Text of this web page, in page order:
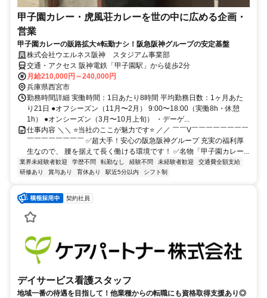
甲子園カレー・虎風荘カレーを世の中に広める企画・
営業
甲子園カレーの販路拡大⭐転勤ナシ！阪急阪神グループの安定基盤
株式会社ウエルネス阪神 スタジアム事業部
交通・アクセス 阪神電鉄「甲子園駅」から徒歩2分
月給210,000円～240,000円
兵庫県西宮市
勤務時間詳細 実働時間：1日あたり8時間 平均勤務日数：1ヶ月あた
り21日 ●オフシーズン（11月〜2月） 9:00〜18:00（実働8h・休憩
1h） ●オンシーズン（3月〜10月上旬） ・デーゲ...
仕事内容 ＼＼ ⭐当社のここが魅力です⭐ ／／ ￣￣V￣￣￣￣￣￣￣￣
￣￣￣￣￣￣￣￣ ✅超大手！安心の阪急阪神グループ 充実の福利厚
生なので、 腰を据えて長く働ける環境です！ ✅名物「甲子園カレー...
業界未経験者歓迎 学歴不問 転勤なし 経験不問 未経験者歓迎
交通費全額支給
研修あり
賞与あり 育休あり 駅近5分以内 シフト制
契約社員
デイサービス看護スタッフ
地域一番の待遇を目指して！他業種からの転職にも資格取得支援あり◎